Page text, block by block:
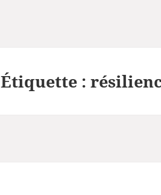
Étiquette :